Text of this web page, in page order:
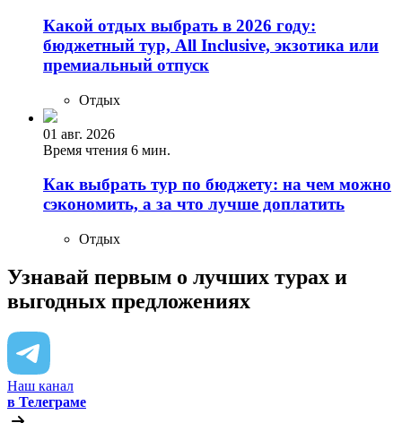
Какой отдых выбрать в 2026 году:
бюджетный тур, All Inclusive, экзотика или
премиальный отпуск
Отдых
01 авг. 2026
Время чтения 6 мин.
Как выбрать тур по бюджету: на чем можно
сэкономить, а за что лучше доплатить
Отдых
Узнавай первым о лучших турах и
выгодных предложениях
Наш канал
в Телеграме